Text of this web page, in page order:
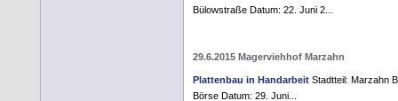
Bülowstraße Datum: 22. Juni 2...
29.6.2015 Magerviehhof Marzahn
Plattenbau in Handarbeit Stadtteil: Marzahn
Börse Datum: 29. Juni...